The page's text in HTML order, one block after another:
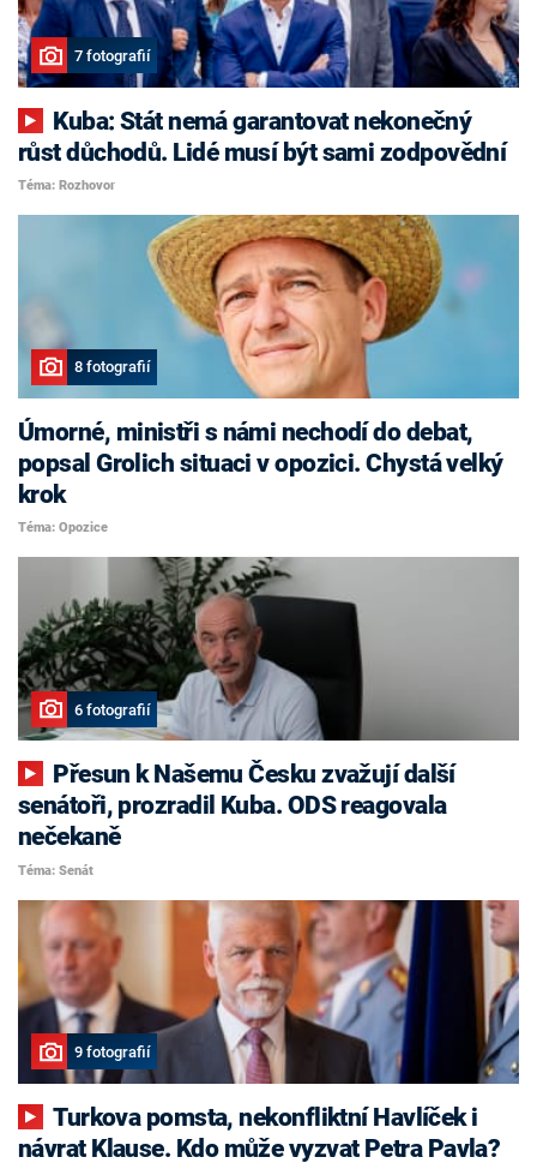
7 fotografií
růst důchodů. Lidé musí být sami zodpovědní
Téma: Rozhovor
8 fotografií
Úmorné, ministři s námi nechodí do debat,
popsal Grolich situaci v opozici. Chystá velký
krok
Téma: Opozice
6 fotografií
senátoři, prozradil Kuba. ODS reagovala
nečekaně
Téma: Senát
9 fotografií
Turkova pomsta, nekonfliktní Havlíček i
návrat Klause. Kdo může vyzvat Petra Pavla?